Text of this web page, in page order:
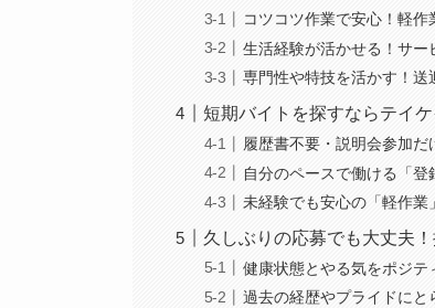
コツコツ作業で安心！軽
生活経験が活かせる！サ
専門性や特技を活かす！
短期バイトを探すならテイ
履歴書不要・説明会参加
自分のペースで働ける「
未経験でも安心の「軽作業
久しぶりの応募でも大丈夫
健康状態とやる気をポジテ
過去の経歴やプライドにと